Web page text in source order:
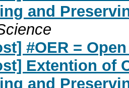
and
#OER =
Extention of
and